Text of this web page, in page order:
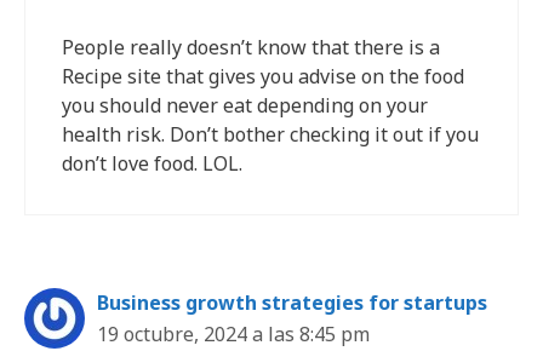
People really doesn’t know that there is a
Recipe site that gives you advise on the food
you should never eat depending on your
health risk. Don’t bother checking it out if you
don’t love food. LOL.
Business growth strategies for startups
19 octubre, 2024 a las 8:45 pm